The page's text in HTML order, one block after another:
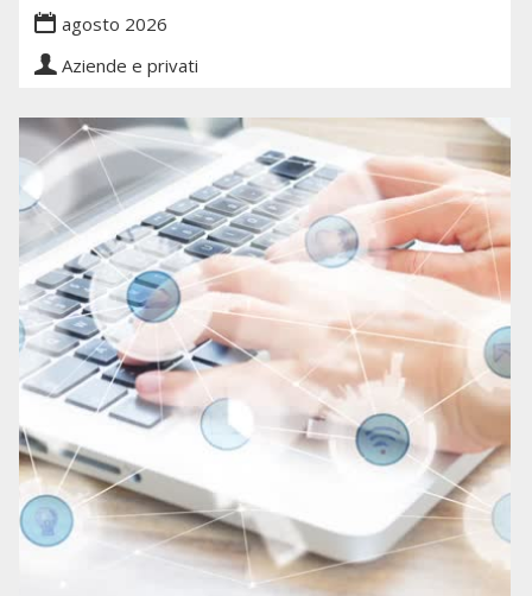
agosto 2026
Aziende e privati